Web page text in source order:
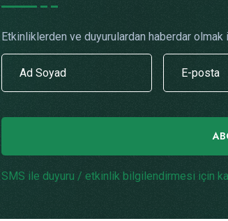
Etkinliklerden ve duyurulardan haberdar olmak
SMS ile duyuru / etkinlik bilgilendirmesi için